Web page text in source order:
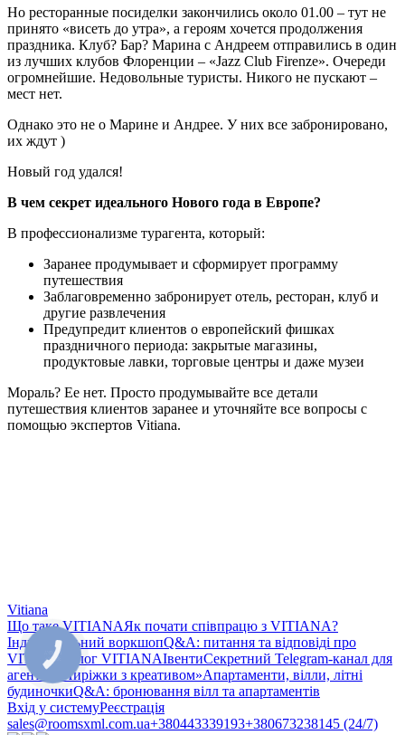
Но ресторанные посиделки закончились около 01.00 – тут не
принято «висеть до утра», а героям хочется продолжения
праздника. Клуб? Бар? Марина с Андреем отправились в один
из лучших клубов Флоренции – «Jazz Club Firenze». Очереди
огромнейшие. Недовольные туристы. Никого не пускают –
мест нет.
Однако это не о Марине и Андрее. У них все забронировано,
их ждут )
Новый год удался!
В чем секрет идеального Нового года в Европе?
В профессионализме турагента, который:
Заранее продумывает и сформирует программу
путешествия
Заблаговременно забронирует отель, ресторан, клуб и
другие развлечения
Предупредит клиентов о европейский фишках
праздничного периода: закрытые магазины,
продуктовые лавки, торговые центры и даже музеи
Мораль? Ее нет. Просто продумывайте все детали
путешествия клиентов заранее и уточняйте все вопросы с
помощью экспертов Vitiana.
Vitiana
Що таке VITIANAЯк почати співпрацю з VITIANA?
Індивідуальний воркшопQ&A: питання та відповіді про
VITIANA
Блог VITIANAІвентиСекретний Telegram-канал для
агентів «Пиріжки з креативом»Апартаменти, вілли, літні
будиночкиQ&A: бронювання вілл та апартаментів
Вхід у системуРеєстрація
sales@roomsxml.com.ua+380443339193+380673238145 (24/7)
КНОПКА
ЗВ'ЯЗКУ